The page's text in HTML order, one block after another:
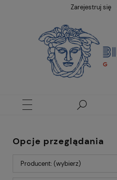
Zarejestruj się
Opcje przeglądania
Producent: (wybierz)